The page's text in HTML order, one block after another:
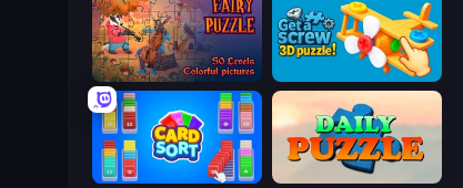
Fairy Puzzle Get a Screw: 3D Puzzle!
Card Sort